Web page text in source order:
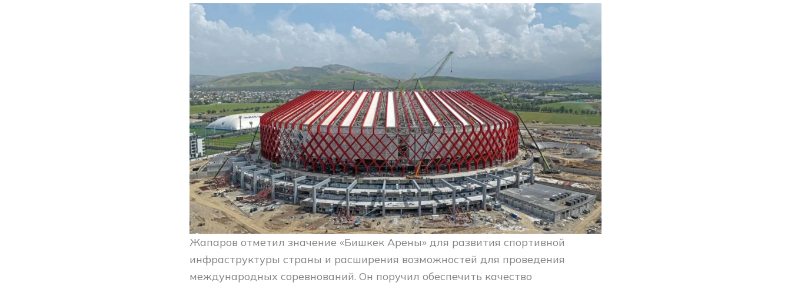
Жапаров отметил значение «Бишкек Арены» для развития спортивной
инфраструктуры страны и расширения возможностей для проведения
международных соревнований. Он поручил обеспечить качество